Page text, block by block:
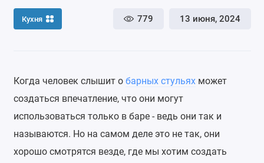
Кухня 779 13 июня, 2024
Когда человек слышит о барных стульяхможет
создаться впечатление, что они могут
использоваться только в баре - ведь они так и
называются. Но на самом деле это не так, они
хорошо смотрятся везде, где мы хотим создать